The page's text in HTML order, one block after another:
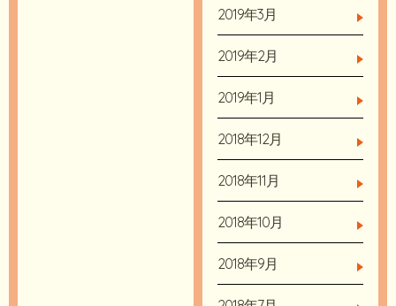
2019年3月
2019年2月
2019年1月
2018年12月
2018年11月
2018年10月
2018年9月